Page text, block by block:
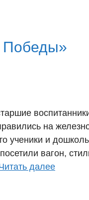
Победы»
на
и
вагон,
далее